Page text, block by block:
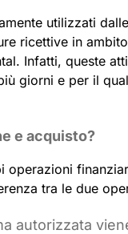
utilizzati
ricettive in
Infatti, queste
giorni e per il
e acquisto?
operazioni
tra le due
autorizzata